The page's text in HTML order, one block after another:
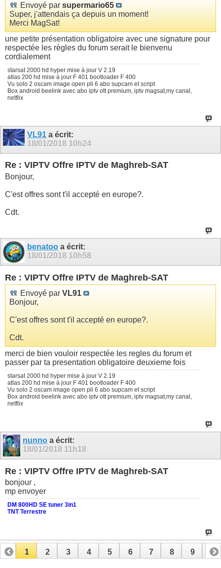
Envoyé par supermario65
Super, j'attendais ça depuis un moment!
Merci MagSat!
une petite présentation obligatoire avec une signature pour
respectée les règles du forum serait le bienvenu
cordialement
starsat 2000 hd hyper mise à jour V 2.19
atlas 200 hd mise à jour F 401 bootloader F 400
Vu solo 2 oscam image open pli 6 abo supcam et script
Box android beelink avec abo iptv ott premium, iptv magsat,my canal,
netflix
VL91 a écrit:
18/01/2018 10h24
Re : VIPTV Offre IPTV de Maghreb-SAT
Bonjour,
C'est offres sont t'il accepté en europe?.
Cdt.
benatoo a écrit:
18/01/2018 10h58
Re : VIPTV Offre IPTV de Maghreb-SAT
Envoyé par VL91
Bonjour,
C'est offres sont t'il accepté en europe?.
Cdt.
merci de bien vouloir respectée les regles du forum et
passer par ta presentation obligatoire deuxieme fois
starsat 2000 hd hyper mise à jour V 2.19
atlas 200 hd mise à jour F 401 bootloader F 400
Vu solo 2 oscam image open pli 6 abo supcam et script
Box android beelink avec abo iptv ott premium, iptv magsat,my canal,
netflix
nunno a écrit:
18/01/2018 11h18
Re : VIPTV Offre IPTV de Maghreb-SAT
bonjour ,
mp envoyer
DM 800HD SE tuner 3in1
TNT Terrestre
1 2 3 4 5 6 7 8 9 10